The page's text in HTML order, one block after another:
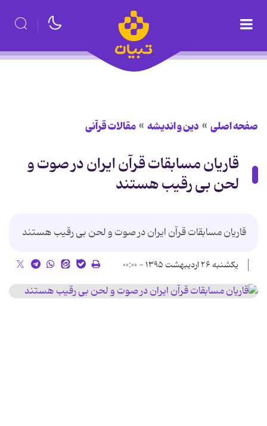
صفحه اصلی دین و اندیشه مقالات قرآنی
قاریان مسابقات قرآن ایران در صوت و
لحن بی رقیب هستند
قاریان مسابقات قرآن ایران در صوت و لحن بی رقیب هستند
یکشنبه ۲۶ اردیبهشت ۱۳۹۵ - ۰۰:۰۰